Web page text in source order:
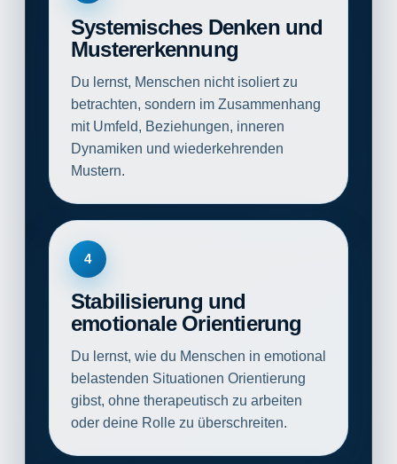
Systemisches Denken und
Mustererkennung
Du lernst, Menschen nicht isoliert zu
betrachten, sondern im Zusammenhang
mit Umfeld, Beziehungen, inneren
Dynamiken und wiederkehrenden
Mustern.
4
Stabilisierung und
emotionale Orientierung
Du lernst, wie du Menschen in emotional
belastenden Situationen Orientierung
gibst, ohne therapeutisch zu arbeiten
oder deine Rolle zu überschreiten.